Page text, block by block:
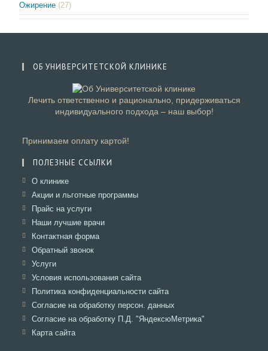
Ожирение (27)
ОБ УНИВЕРСИТЕТСКОЙ КЛИНИКЕ
Лечить ответственно и рационально, придерживаться
индивидуального подхода – наш выбор!
Принимаем оплату картой!
ПОЛЕЗНЫЕ ССЫЛКИ
О клиникеОткроется
в
вкладке
Акции и льготные программыОткроется
Прайс на услугиОткроется
в
вкладке
Наши лучшие врачиОткроется
Контактная формаОткроется
Обратный звонокОткроется
вкладке
УслугиОткроется
в
вкладке
Условия использования сайтаОткроется
в
вкладке
Политика конфиденциальности сайтаОткроется
в
вкладке
Согласие на обработку персон. данных
в
Согласие на обработку П.Д. "ЯндексюМетрика"
Карта сайтаОткроется